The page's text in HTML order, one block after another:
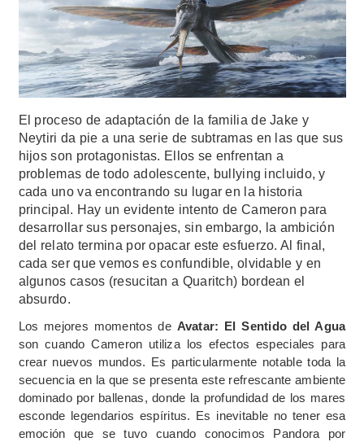
El proceso de adaptación de la familia de Jake y
Neytiri da pie a una serie de subtramas en las que sus
hijos son protagonistas. Ellos se enfrentan a
problemas de todo adolescente, bullying incluido, y
cada uno va encontrando su lugar en la historia
principal. Hay un evidente intento de Cameron para
desarrollar sus personajes, sin embargo, la ambición
del relato termina por opacar este esfuerzo. Al final,
cada ser que vemos es confundible, olvidable y en
algunos casos (resucitan a Quaritch) bordean el
absurdo.
Los mejores momentos de Avatar: El Sentido del Agua
son cuando Cameron utiliza los efectos especiales para
crear nuevos mundos. Es particularmente notable toda la
secuencia en la que se presenta este refrescante ambiente
dominado por ballenas, donde la profundidad de los mares
esconde legendarios espíritus. Es inevitable no tener esa
emoción que se tuvo cuando conocimos Pandora por